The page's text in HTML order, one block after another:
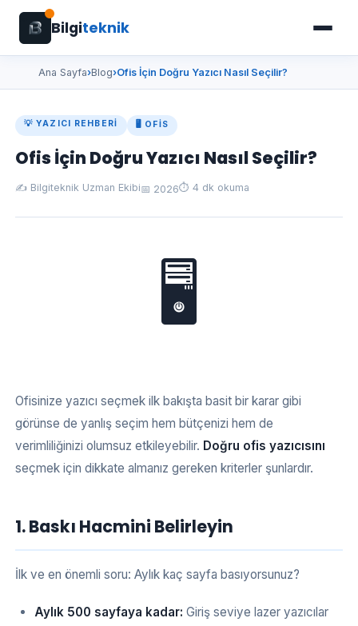
Bilgiteknik
Ana Sayfa›Blog›Ofis İçin Doğru Yazıcı Nasıl Seçilir?
💡 YAZICI REHBERI 🖥️ OFIS
Ofis İçin Doğru Yazıcı Nasıl Seçilir?
✍️ Bilgiteknik Uzman Ekibi📅 2026⏱️ 4 dk okuma
🖥️
Ofisinize yazıcı seçmek ilk bakışta basit bir karar gibi
görünse de yanlış seçim hem bütçenizi hem de
verimliliğinizi olumsuz etkileyebilir. Doğru ofis yazıcısını
seçmek için dikkate almanız gereken kriterler şunlardır.
1. Baskı Hacmini Belirleyin
İlk ve en önemli soru: Aylık kaç sayfa basıyorsunuz?
Aylık 500 sayfaya kadar: Giriş seviye lazer yazıcılar